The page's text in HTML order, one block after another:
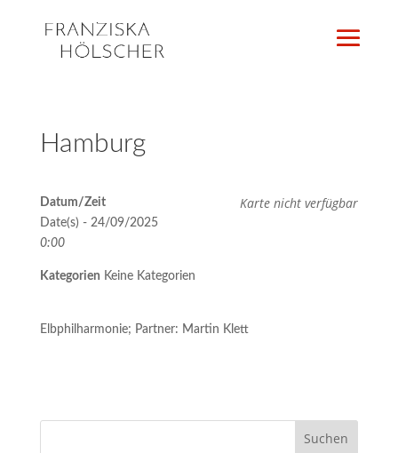
Hamburg
Karte nicht verfügbar
Datum/Zeit
Date(s) - 24/09/2025
0:00
Kategorien Keine Kategorien
Elbphilharmonie; Partner: Martin Klett